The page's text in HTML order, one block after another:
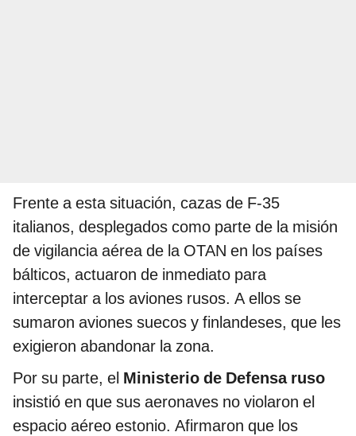
Frente a esta situación, cazas de F-35
italianos, desplegados como parte de la misión
de vigilancia aérea de la OTAN en los países
bálticos, actuaron de inmediato para
interceptar a los aviones rusos. A ellos se
sumaron aviones suecos y finlandeses, que les
exigieron abandonar la zona.
Por su parte, el Ministerio de Defensa ruso
insistió en que sus aeronaves no violaron el
espacio aéreo estonio. Afirmaron que los